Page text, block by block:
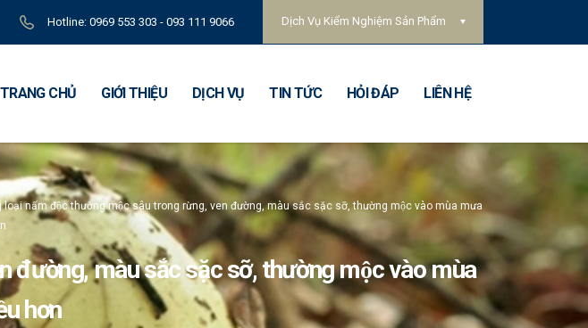
Dịch Vụ Kiểm Nghiệm Sản Phẩm
Hotline: 0969 553 303 - 093 111 9066
TRANG CHỦ GIỚI THIỆU DỊCH VỤ TIN TỨC HỎI ĐÁP LIÊN HỆ
loại nấm độc thường mộc sâu trong rừng, ven đường, màu sắc sặc sỡ, thường mộc vào mùa mưa
đường, màu sắc sặc sỡ, thường mộc vào mùa
hơn